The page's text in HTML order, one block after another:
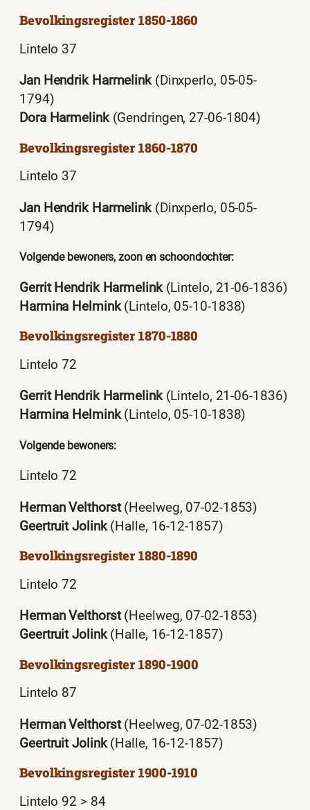
Bevolkingsregister 1850-1860
Lintelo 37
Jan Hendrik Harmelink(Dinxperlo, 05-05-
1794)
Dora Harmelink(Gendringen, 27-06-1804)
Bevolkingsregister 1860-1870
Lintelo 37
Jan Hendrik Harmelink(Dinxperlo, 05-05-
1794)
Volgende bewoners, zoon en schoondochter:
Gerrit Hendrik Harmelink(Lintelo, 21-06-1836)
Harmina Helmink(Lintelo, 05-10-1838)
Bevolkingsregister 1870-1880
Lintelo 72
Gerrit Hendrik Harmelink(Lintelo, 21-06-1836)
Harmina Helmink(Lintelo, 05-10-1838)
Volgende bewoners:
Lintelo 72
Herman Velthorst(Heelweg, 07-02-1853)
Geertruit Jolink(Halle, 16-12-1857)
Bevolkingsregister 1880-1890
Lintelo 72
Herman Velthorst(Heelweg, 07-02-1853)
Geertruit Jolink(Halle, 16-12-1857)
Bevolkingsregister 1890-1900
Lintelo 87
Herman Velthorst(Heelweg, 07-02-1853)
Geertruit Jolink(Halle, 16-12-1857)
Bevolkingsregister 1900-1910
Lintelo 92 > 84